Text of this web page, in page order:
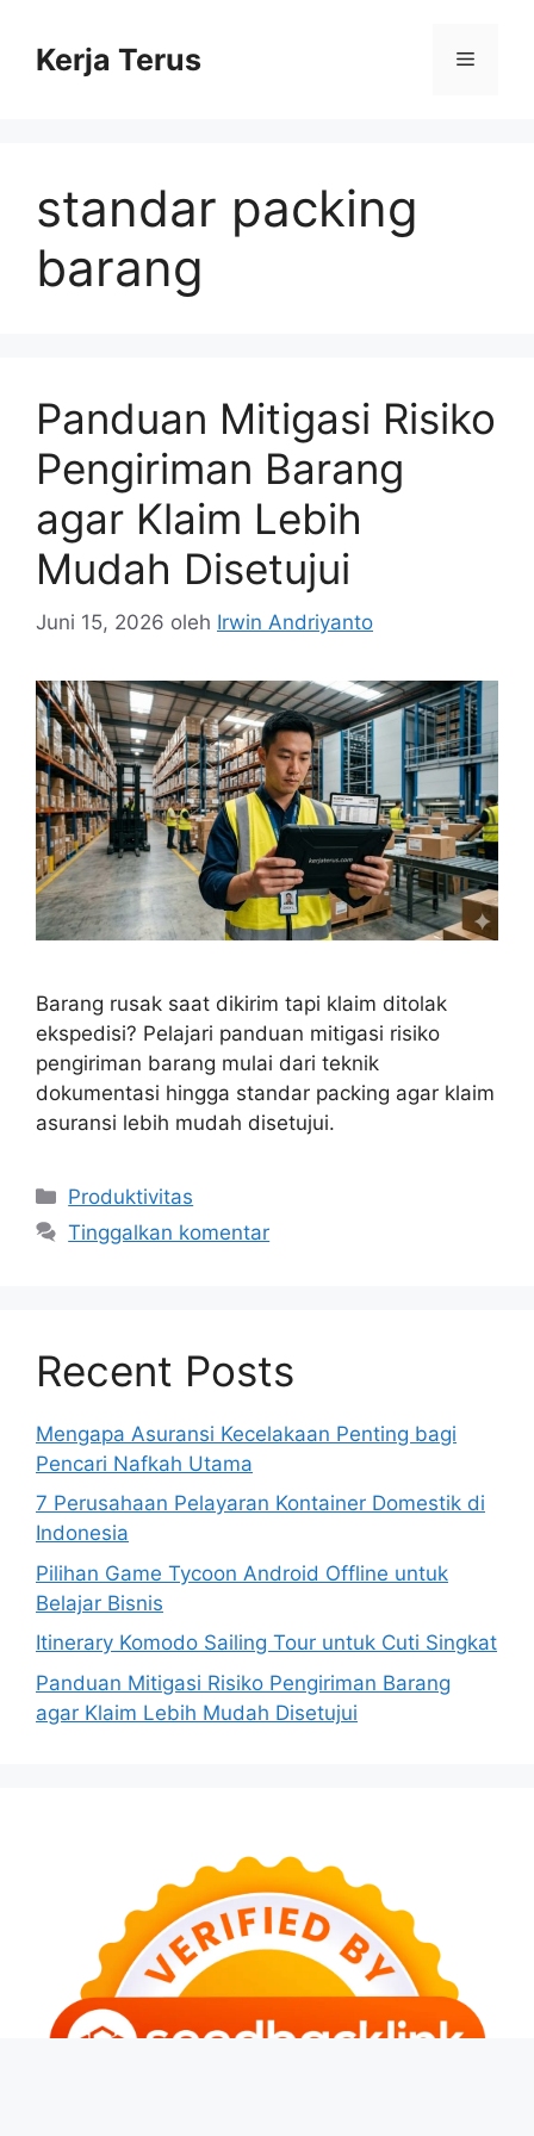
Kerja Terus Menu
standar packing
barang
Panduan Mitigasi Risiko
Pengiriman Barang
agar Klaim Lebih
Mudah Disetujui
Juni 15, 2026 oleh Irwin Andriyanto
Barang rusak saat dikirim tapi klaim ditolak
ekspedisi? Pelajari panduan mitigasi risiko
pengiriman barang mulai dari teknik
dokumentasi hingga standar packing agar klaim
asuransi lebih mudah disetujui.
Kategori
Produktivitas
Tinggalkan komentar
Recent Posts
Mengapa Asuransi Kecelakaan Penting bagi
Pencari Nafkah Utama
7 Perusahaan Pelayaran Kontainer Domestik di
Indonesia
Pilihan Game Tycoon Android Offline untuk
Belajar Bisnis
Itinerary Komodo Sailing Tour untuk Cuti Singkat
Panduan Mitigasi Risiko Pengiriman Barang
agar Klaim Lebih Mudah Disetujui